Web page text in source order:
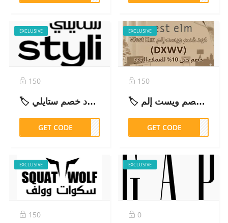
EXCLUSIVE
150
🏷️ كود خصم ستايلي Styli Shop (SD67) – خصم حتى 25% على منتجات مختارة – 2026
GET CODESD67
EXCLUSIVE
150
🏷️ كود خصم ويست إلم West Elm (DXWV) – خصم حتى 10% للعملاء الجدد – 2026
GET CODEDXWV
EXCLUSIVE
150
EXCLUSIVE
0